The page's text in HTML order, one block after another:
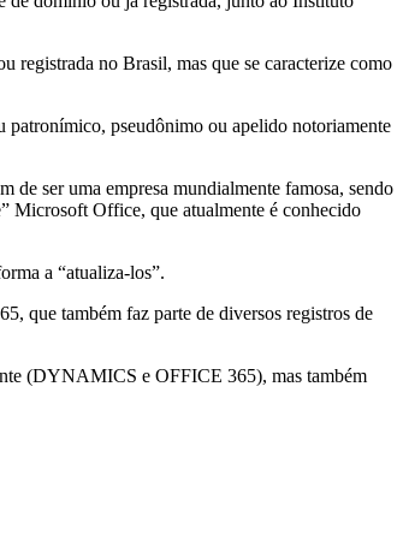
registrada no Brasil, mas que se caracterize como
pseudônimo ou apelido notoriamente
de ser uma empresa mundialmente famosa, sendo
Microsoft Office, que atualmente é conhecido
a “atualiza-los”.
que também faz parte de diversos registros de
(DYNAMICS e OFFICE 365), mas também